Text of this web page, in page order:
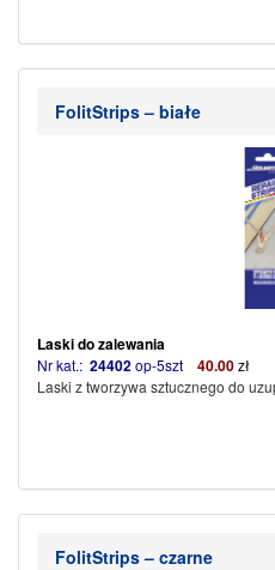
FolitStrips – białe
Laski do zalewania
Nr kat.: 24402op-5szt 40.00zł
Laski z tworzywa sztucznego do
FolitStrips – czarne